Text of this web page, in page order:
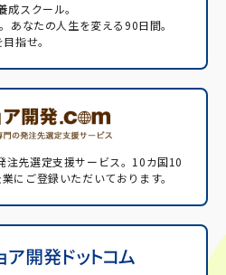
スクール。
あなたの人生を変える90日間。
指せ。
先選定支援サービス。 10カ国10
にご登録いただいております。